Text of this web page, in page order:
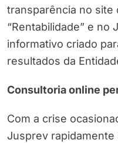
transparência no site
“Rentabilidade” e no
informativo criado
resultados da
Consultoria online
Com a crise
Jusprev